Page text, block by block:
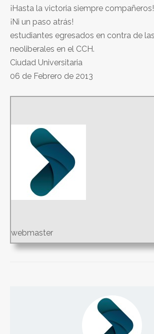
¡Hasta la victoria siempre compañeros!
¡Ni un paso atrás!
estudiantes egresados en contra de
neoliberales en el CCH.
Ciudad Universitaria
06 de Febrero de 2013
webmaster